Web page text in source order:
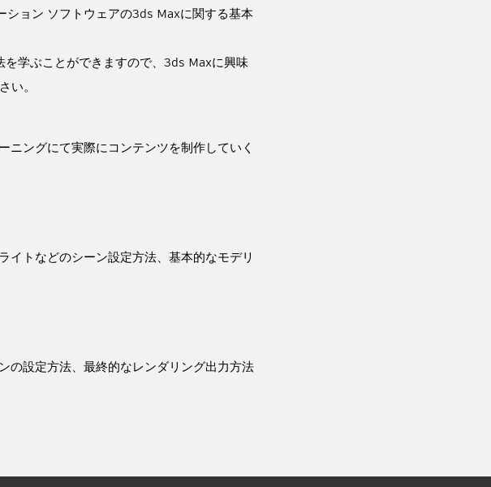
ョン ソフトウェアの3ds Maxに関する基本
学ぶことができますので、3ds Maxに興味
い。
ングにて実際にコンテンツを制作していく
トなどのシーン設定方法、基本的なモデリ
の設定方法、最終的なレンダリング出力方法